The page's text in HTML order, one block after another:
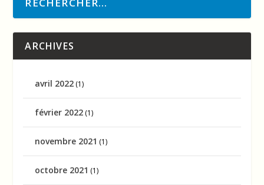
ARCHIVES
avril 2022 (1)
février 2022 (1)
novembre 2021 (1)
octobre 2021 (1)